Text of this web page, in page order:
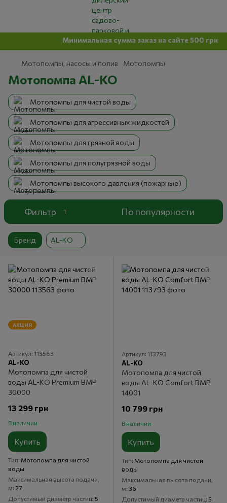
Минимальная сумма заказ на сайте 500 грн
Мотопомпы, насосы и полив Мотопомпы
Мотопомпа AL-KO
Мотопомпы для чистой воды
Мотопомпы для агрессивных жидкостей
Мотопомпы для грязной воды
Мотопомпы для полугрязной воды
Мотопомпы высокого давления (пожарные)
Фильтр 1 По популярности
Бренд AL-KO
АКЦИЯ
Артикул: 113563
AL-KO
Мотопомпа для чистой
воды AL-KO Premium BMP
30000
13 299 грн
В наличии
Купить
Тип Мотопомпа для чистой
воды
Максимальная высота подачи,
м 27
Допустимый диаметр частиц 5
Артикул: 113793
AL-KO
Мотопомпа для чистой
воды AL-KO Comfort BMP
14001
10 799 грн
В наличии
Купить
Тип Мотопомпа для чистой
воды
Максимальная высота подачи,
м 36
Допустимый диаметр частиц 5